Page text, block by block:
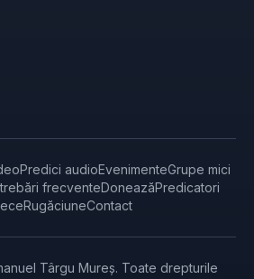
Predici audioEvenimenteGrupe mici
frecventeDoneazăPredicatori
RugăciuneContact
Târgu Mureș. Toate drepturile